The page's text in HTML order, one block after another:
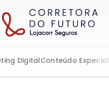
DigitalConteúdo Especial